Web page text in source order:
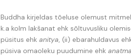
Buddha kirjeldas tõeluse olemust
k.a kolm lakšanat ehk sõltuvusliku
püsitus ehk anitya, (ii) ebarahuldavus
püsiva omaoleku puudumine ehk